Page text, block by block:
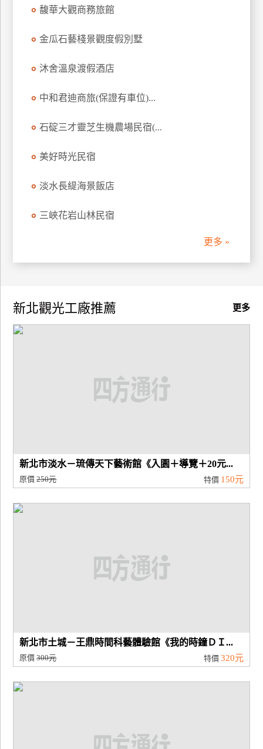
商
合
作
商
品
宣
馥華大觀商務旅館
金瓜石藝棧景觀度假別墅
沐舍溫泉渡假酒店
中和君迪商旅(保證有車位)...
石碇三才靈芝生機農場民宿(...
美好時光民宿
淡水長緹海景飯店
三峽花岩山林民宿
更多 »
更多
新北觀光工廠推薦
新北市淡水－琉傳天下藝術館《入園＋導覽＋20元...
原價250元 特價 150元
新北市土城－王鼎時間科藝體驗館《我的時鐘ＤＩ...
原價300元 特價 320元